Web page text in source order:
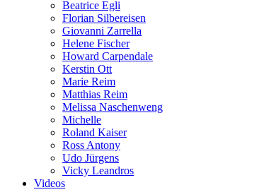
Beatrice Egli
Florian Silbereisen
Giovanni Zarrella
Helene Fischer
Howard Carpendale
Kerstin Ott
Marie Reim
Matthias Reim
Melissa Naschenweng
Michelle
Roland Kaiser
Ross Antony
Udo Jürgens
Vicky Leandros
Videos